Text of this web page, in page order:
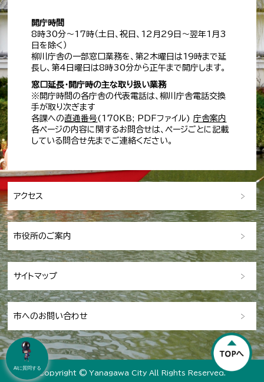
開庁時間
8時30分～17時（土日、祝日、12月29日～翌年1月3
日を除く）
柳川庁舎の一部窓口業務を、第2木曜日は19時まで延
長し、第4日曜日は8時30分から正午まで開庁します。
窓口延長・開庁時の主な取り扱い業務
※開庁時間の各庁舎の代表電話は、柳川庁舎電話交換
手が取り次ぎます
各課への直通番号(170KB; PDFファイル)庁舎案内
各ページの内容に関するお問合せは、ページごとに記載
している問合せ先までご連絡ください。
アクセス
市役所のご案内
サイトマップ
市へのお問い合わせ
Copyright © Yanagawa City All Rights Reserved.
AIに質問する